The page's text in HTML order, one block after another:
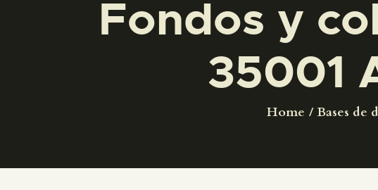
Fondos y
35001
Home Bases de